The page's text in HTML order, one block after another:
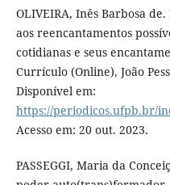
OLIVEIRA, Inês Barbosa
aos reencantamentos
cotidianas e seus
Currículo (Online), João
Disponível em:
https://periodicos.ufpb.br/
Acesso em: 20 out. 2023.
PASSEGGI, Maria da